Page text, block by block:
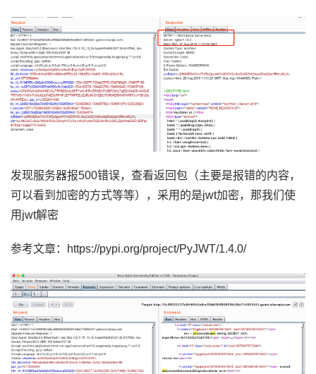
发现服务器报500错误，查看返回包（主要是报错的内容，
可以看到加密的方式等等），采用的是jwt加密，那我们使
用jwt解密
参考文章：https://pypi.org/project/PyJWT/1.4.0/